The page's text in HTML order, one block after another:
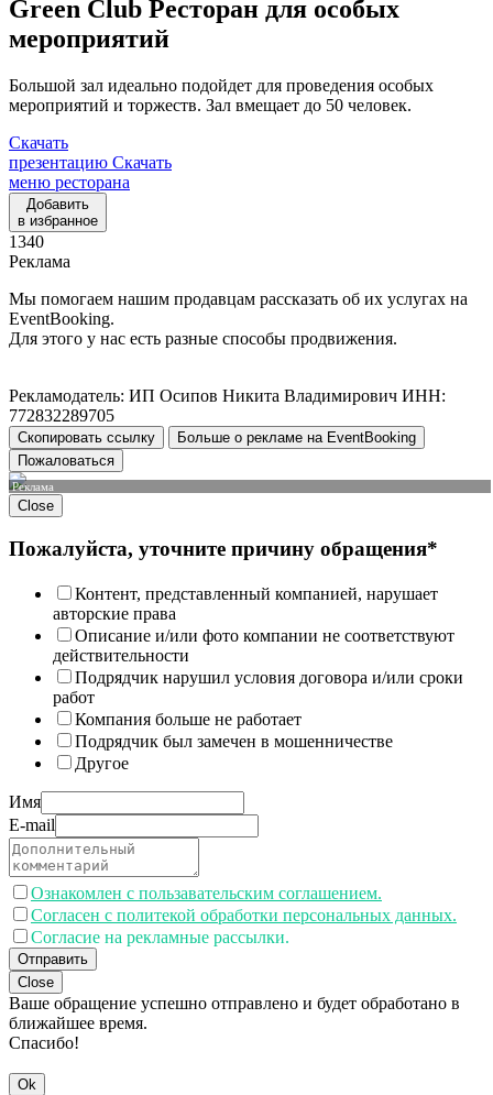
Green Club Ресторан для особых
мероприятий
Большой зал идеально подойдет для проведения особых
мероприятий и торжеств. Зал вмещает до 50 человек.
Скачать
презентацию Скачать
меню ресторана
Добавить
в избранное
1340
Реклама
Мы помогаем нашим продавцам рассказать об их услугах на
EventBooking.
Для этого у нас есть разные способы продвижения.
Рекламодатель: ИП Осипов Никита Владимирович ИНН:
772832289705
Скопировать ссылку
Больше о рекламе на EventBooking
Пожаловаться
Реклама
Close
Пожалуйста, уточните причину обращения*
Контент, представленный компанией, нарушает
авторские права
Описание и/или фото компании не соответствуют
действительности
Подрядчик нарушил условия договора и/или сроки
работ
Компания больше не работает
Подрядчик был замечен в мошенничестве
Другое
Имя
E-mail
Ознакомлен с пользавательским соглашением.
Согласен с политекой обработки персональных данных.
Согласие на рекламные рассылки.
Отправить
Close
Ваше обращение успешно отправлено и будет обработано в
ближайшее время.
Спасибо!
Ok